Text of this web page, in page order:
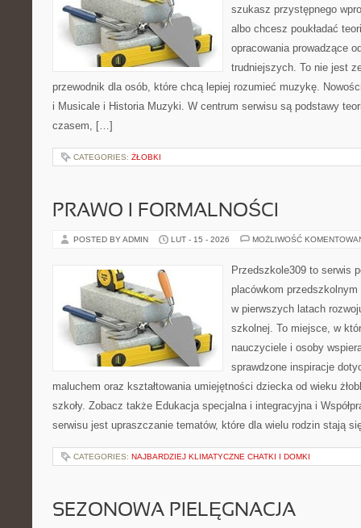
szukasz przystępnego
albo chcesz poukładać
opracowania prowadzące
trudniejszych. To nie jest
przewodnik dla osób, które chcą lepiej rozumieć muzykę.
i Musicale i Historia Muzyki. W centrum serwisu są podstawy
czasem, […]
CATEGORIES: ŻŁOBKI
PRAWO I FORMALNOŚCI
POSTED BY ADMIN LUT - 15 - 2026 MOŻLIWOŚĆ
Przedszkole309 to serwis
placówkom
w pierwszych latach
szkolnej. To miejsce, w
nauczyciele i osoby
sprawdzone inspiracje
maluchem oraz kształtowania umiejętności dziecka od wieku
szkoły. Zobacz także Edukacja specjalna i integracyjna i
serwisu jest upraszczanie tematów, które dla wielu rodzin stają
CATEGORIES: NAJBARDZIEJ KLIMATYCZNE CHATKI I DOMKI
SEZONOWA PIELĘGNACJA